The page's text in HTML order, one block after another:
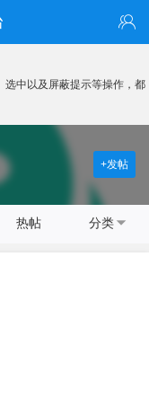
选中以及屏蔽提示等操作，都
+发帖
热帖 分类